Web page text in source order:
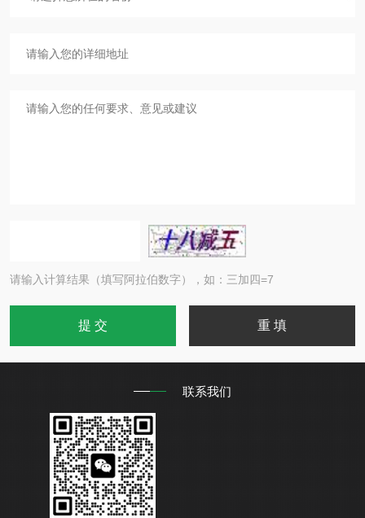
请输入计算结果（填写阿拉伯数字），如：三加四=7
联系我们